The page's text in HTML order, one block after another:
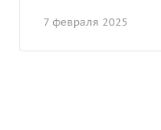
7 февраля 2025